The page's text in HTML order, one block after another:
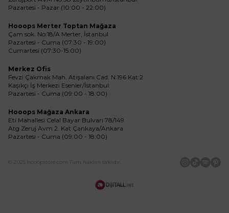
Pazartesi - Pazar (10:00 - 22:00)
Hooops Merter Toptan Mağaza
Çam sok. No:18/A Merter, İstanbul
Pazartesi - Cuma (07:30 - 19:00)
Cumartesi (07:30-15:00)
Merkez Ofis
Fevzi Çakmak Mah. Atışalanı Cad. N:196 Kat:2
Kaşıkçı İş Merkezi Esenler/İstanbul
Pazartesi - Cuma (09:00 - 18:00)
Hooops Mağaza Ankara
Eti Mahallesi Celal Bayar Bulvarı 78/149
Atg Zeruj Avm 2. Kat Çankaya/Ankara
Pazartesi - Cuma (09:00 - 18:00)
© 2025 hooopstore.com Tüm hakları saklıdır.